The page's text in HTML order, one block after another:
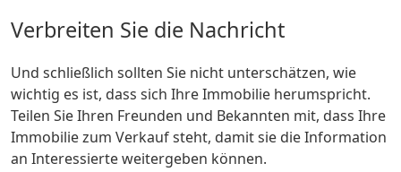
Verbreiten Sie die Nachricht
Und schließlich sollten Sie nicht unterschätzen, wie
wichtig es ist, dass sich Ihre Immobilie herumspricht.
Teilen Sie Ihren Freunden und Bekannten mit, dass Ihre
Immobilie zum Verkauf steht, damit sie die Information
an Interessierte weitergeben können.